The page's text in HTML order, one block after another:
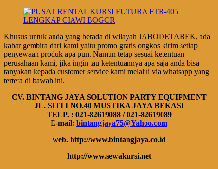
Khusus untuk anda yang berada di wilayah JABODETABEK, ada
kabar gembira dari kami yaitu promo gratis ongkos kirim setiap
penyewaan produk apa pun. Namun tetap sesuai ketentuan
perusahaan kami, jika ingin tau ketentuannya apa saja anda bisa
tanyakan kepada customer service kami melalui via whatsapp yang
tertera di bawah ini.
CV. BINTANG JAYA SOLUTION PARTY EQUIPMENT
JL. SITI I NO.40 MUSTIKA JAYA BEKASI
TELP. : 021-82619088 / 021-82619089
E-mail: bintangjaya75@Yahoo.com
web. http://www.bintangjaya.co.id
http://www.sewakursi.net